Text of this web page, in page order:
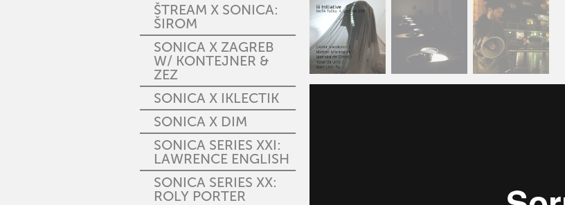
ŠTREAM X SONICA:
ŠIROM
SONICA X ZAGREB
W/ KONTEJNER &
ZEZ
SONICA X IKLECTIK
SONICA X DIM
SONICA SERIES XXI:
LAWRENCE ENGLISH
SONICA SERIES XX:
ROLY PORTER